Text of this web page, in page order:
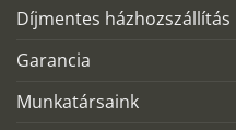
Díjmentes házhozszállítás
Garancia
Munkatársaink